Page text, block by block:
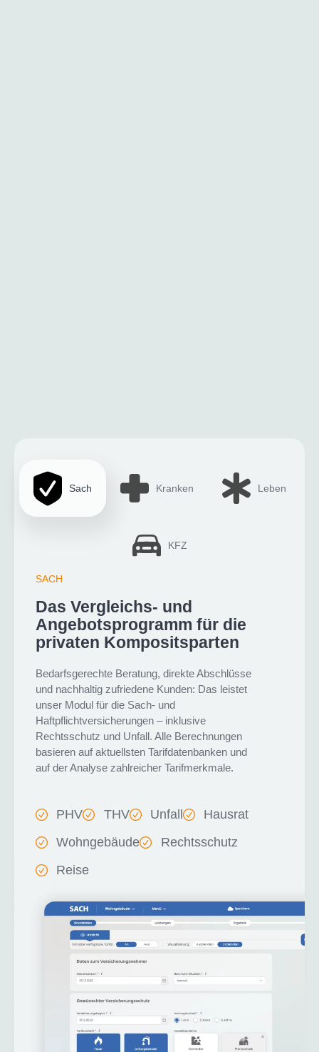
Sach Kranken Leben
KFZ
SACH
Das Vergleichs- und
Angebotsprogramm für die
privaten Kompositsparten
Bedarfsgerechte Beratung, direkte Abschlüsse
und nachhaltig zufriedene Kunden: Das leistet
unser Modul für die Sach- und
Haftpflichtversicherungen – inklusive
Rechtsschutz und Unfall. Alle Berechnungen
basieren auf aktuellsten Tarifdatenbanken und
auf der Analyse zahlreicher Tarifmerkmale.
PHV THV Unfall
Hausrat
Wohngebäude
Rechtsschutz
Reise